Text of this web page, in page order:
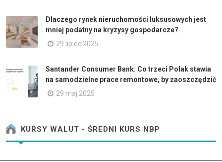
Dlaczego rynek nieruchomości luksusowych jest
mniej podatny na kryzysy gospodarcze?
29 lipiec 2025
Santander Consumer Bank: Co trzeci Polak stawia
na samodzielne prace remontowe, by zaoszczędzić
29 maj 2025
KURSY WALUT - ŚREDNI KURS NBP